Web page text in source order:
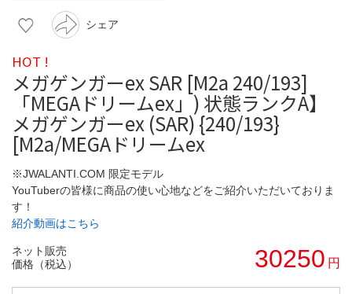
シェア
HOT !
メガゲンガーex SAR [M2a 240/193]
「MEGAドリームex」) 状態ランクA】
メガゲンガーex (SAR) {240/193}
[M2a/MEGAドリームex
※JWALANTI.COM 限定モデル
YouTuberの皆様に商品の使い心地などをご紹介いただいておりま
す！
紹介動画はこちら
ネット販売
価格（税込）
30250 円